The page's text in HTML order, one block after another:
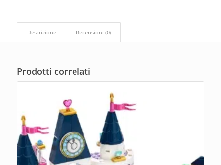
Descrizione Recensioni (0)
Prodotti correlati